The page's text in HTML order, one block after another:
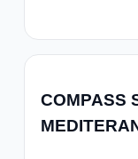
COMPASS